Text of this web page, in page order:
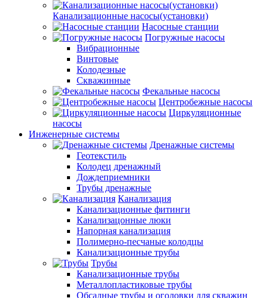
Канализационные насосы(установки)
Насосные станции
Погружные насосы
Вибрационные
Винтовые
Колодезные
Скважинные
Фекальные насосы
Центробежные насосы
Циркуляционные
насосы
Инженерные системы
Дренажные системы
Геотекстиль
Колодец дренажный
Дождеприемники
Трубы дренажные
Канализация
Канализационные фитинги
Канализацонные люки
Напорная канализация
Полимерно-песчаные колодцы
Канализационные трубы
Трубы
Канализационные трубы
Металлопластиковые трубы
Обсадные трубы и оголовки для скважин